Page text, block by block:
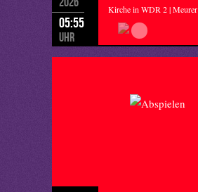
05:55
Uhr
Kirche in WDR 2 | Meurer